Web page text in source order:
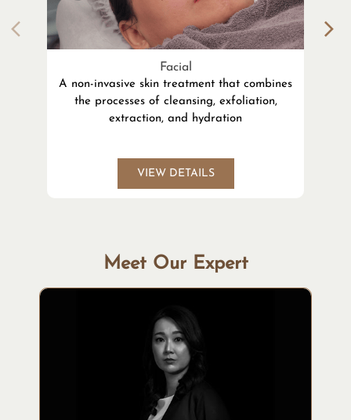
Facial
A non-invasive skin treatment that combines
the processes of cleansing, exfoliation,
extraction, and hydration
VIEW DETAILS
Meet Our Expert